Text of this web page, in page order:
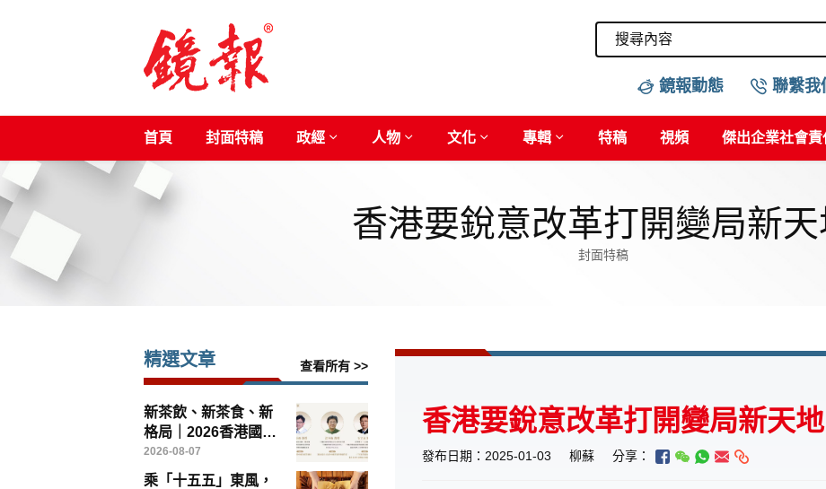
鏡報動態 聯繫我
首頁 封面特稿 政經 人物 文化 專輯 特稿 視頻 傑出企業社會責
香港要銳意改革打開變局新天
封面特稿
精選文章 查看所有 >>
新茶飲、新茶食、新
格局｜2026香港國際
茶文化論壇8月14日
灣仔啟幕
2026-08-07
乘「十五五」東風，
香港要銳意改革打開變局新天地
發布日期：2025-01-03 柳蘇 分享：